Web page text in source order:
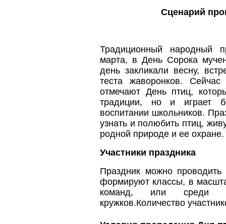
Сценарий
Традиционный народный
марта, в День Сорока
день закликали весну,
теста жаворонков.
отмечают День птиц,
традиции, но и играет
воспитании школьников.
узнать и полюбить птиц,
родной природе и ее охране.
Участники праздника
Праздник можно
формируют классы, в
команд, или среди
кружков.Количество